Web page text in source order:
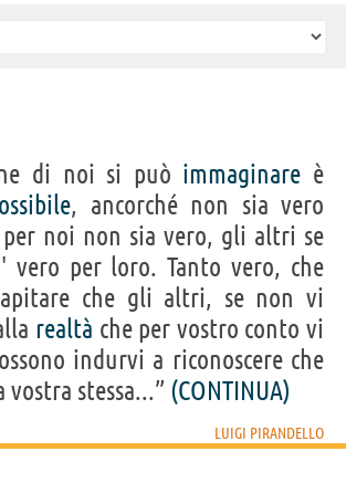
di noi si può immaginare è
, ancorché non sia vero
noi non sia vero, gli altri se
vero per loro. Tanto vero, che
che gli altri, se non vi
realtà che per vostro conto vi
indurvi a riconoscere che
stessa...” (CONTINUA)
LUIGI PIRANDELLO